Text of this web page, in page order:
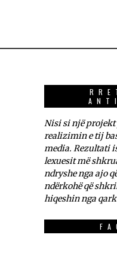
Nisi si një projekt
realizimin e tij
media. Rezultati
lexuesit më
ndryshe nga ajo
ndërkohë që
hiqeshin nga